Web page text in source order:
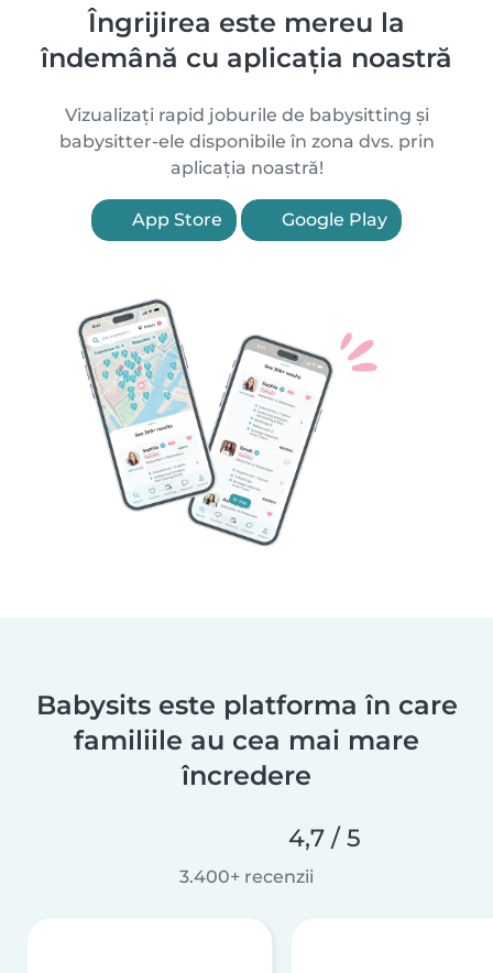
Îngrijirea este mereu la
îndemână cu aplicația noastră
Vizualizați rapid joburile de babysitting și
babysitter-ele disponibile în zona dvs. prin
aplicația noastră!
App Store Google Play
Babysits este platforma în care
familiile au cea mai mare
încredere
4,7 / 5
3.400+ recenzii